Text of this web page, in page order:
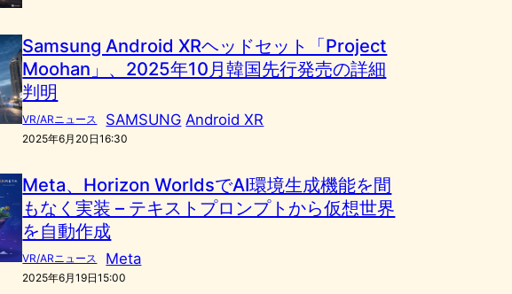
Samsung Android XRヘッドセット「Project
Moohan」、2025年10月韓国先行発売の詳細
判明
VR/ARニュース SAMSUNG Android XR
2025年6月20日16:30
Meta、Horizon WorldsでAI環境生成機能を間
もなく実装 – テキストプロンプトから仮想世界
を自動作成
VR/ARニュース Meta
2025年6月19日15:00